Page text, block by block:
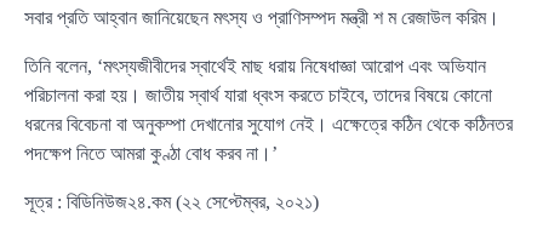
সবার প্রতি আহ্বান জানিয়েছেন মৎস্য ও প্রাণিসম্পদ মন্ত্রী শ ম রেজাউল করিম।
তিনি বলেন, ‘মৎস্যজীবীদের স্বার্থেই মাছ ধরায় নিষেধাজ্ঞা আরোপ এবং অভিযান
পরিচালনা করা হয়। জাতীয় স্বার্থ যারা ধ্বংস করতে চাইবে, তাদের বিষয়ে কোনো
ধরনের বিবেচনা বা অনুকম্পা দেখানোর সুযোগ নেই। এক্ষেত্রে কঠিন থেকে কঠিনতর
পদক্ষেপ নিতে আমরা কুণ্ঠা বোধ করব না।’
সূত্র : বিডিনিউজ২৪.কম (২২ সেপ্টেম্বর, ২০২১)